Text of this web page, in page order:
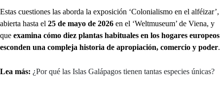
Estas cuestiones las aborda la exposición ‘Colonialismo en el alféizar’,
abierta hasta el 25 de mayo de 2026 en el ‘Weltmuseum’ de Viena, y
que examina cómo diez plantas habituales en los hogares europeos
esconden una compleja historia de apropiación, comercio y poder.
Lea más: ¿Por qué las Islas Galápagos tienen tantas especies únicas?